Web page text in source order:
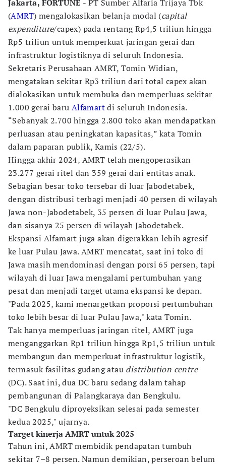
Jakarta, FORTUNE - PT Sumber Alfaria Trijaya Tbk
(AMRT) mengalokasikan belanja modal (capital
expenditure/capex) pada rentang Rp4,5 triliun hingga
Rp5 triliun untuk memperkuat jaringan gerai dan
infrastruktur logistiknya di seluruh Indonesia.
Sekretaris Perusahaan AMRT, Tomin Widian,
mengatakan sekitar Rp3 triliun dari total capex akan
dialokasikan untuk membuka dan memperluas sekitar
1.000 gerai baru Alfamartdi seluruh Indonesia.
“Sebanyak 2.700 hingga 2.800 toko akan mendapatkan
perluasan atau peningkatan kapasitas,” kata Tomin
dalam paparan publik, Kamis (22/5).
Hingga akhir 2024, AMRT telah mengoperasikan
23.277 gerai ritel dan 359 gerai dari entitas anak.
Sebagian besar toko tersebar di luar Jabodetabek,
dengan distribusi terbagi menjadi 40 persen di wilayah
Jawa non-Jabodetabek, 35 persen di luar Pulau Jawa,
dan sisanya 25 persen di wilayah Jabodetabek.
Ekspansi Alfamart juga akan digerakkan lebih agresif
ke luar Pulau Jawa. AMRT mencatat, saat ini toko di
Jawa masih mendominasi dengan porsi 65 persen, tapi
wilayah di luar Jawa mengalami pertumbuhan yang
pesat dan menjadi target utama ekspansi ke depan.
"Pada 2025, kami menargetkan proporsi pertumbuhan
toko lebih besar di luar Pulau Jawa," kata Tomin.
Tak hanya memperluas jaringan ritel, AMRT juga
menganggarkan Rp1 triliun hingga Rp1,5 triliun untuk
membangun dan memperkuat infrastruktur logistik,
termasuk fasilitas gudang atau distribution centre
(DC). Saat ini, dua DC baru sedang dalam tahap
pembangunan di Palangkaraya dan Bengkulu.
"DC Bengkulu diproyeksikan selesai pada semester
kedua 2025," ujarnya.
Target kinerja AMRT untuk 2025
Tahun ini, AMRT membidik pendapatan tumbuh
sekitar 7–8 persen. Namun demikian, perseroan belum